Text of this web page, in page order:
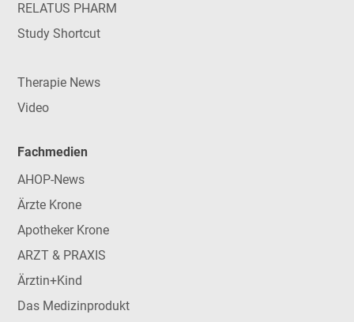
RELATUS PHARM
Study Shortcut
Therapie News
Video
Fachmedien
AHOP-News
Ärzte Krone
Apotheker Krone
ARZT & PRAXIS
Ärztin+Kind
Das Medizinprodukt